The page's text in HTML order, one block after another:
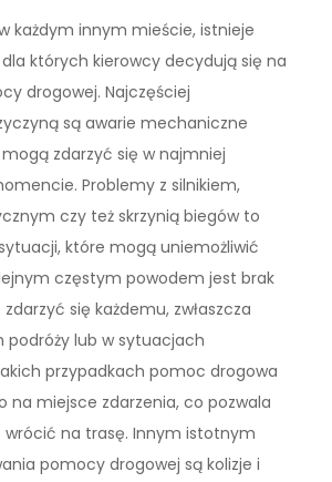
każdym innym mieście, istnieje
których kierowcy decydują się na
drogowej. Najczęściej
są awarie mechaniczne
zdarzyć się w najmniej
Problemy z silnikiem,
czy też skrzynią biegów to
które mogą uniemożliwić
częstym powodem jest brak
się każdemu, zwłaszcza
podróży lub w sytuacjach
przypadkach pomoc drogowa
na miejsce zdarzenia, co pozwala
wrócić na trasę. Innym istotnym
pomocy drogowej są kolizje i